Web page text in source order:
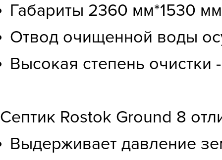
Габариты 2360 мм*1530
Отвод очищенной воды
Высокая степень очистки
Септик Rostok Ground 8
Выдерживает давление